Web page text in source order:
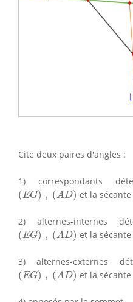
Cite deux paires d'angles :
1) correspondants
(EG) , (AD)
(EG), D ) et la sécante
2) alternes-internes
(EG) , (AD)
(EG), D ) et la sécante
3) alternes-externes
(EG) , (AD)
(EG), D ) et la sécante